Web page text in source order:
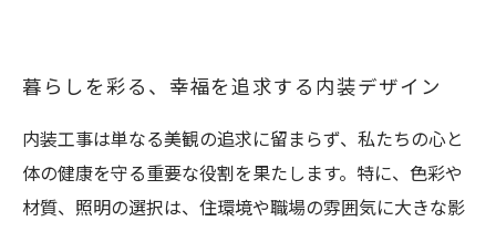
暮らしを彩る、幸福を追求する内装デザイン
内装工事は単なる美観の追求に留まらず、私たちの心と
体の健康を守る重要な役割を果たします。特に、色彩や
材質、照明の選択は、住環境や職場の雰囲気に大きな影